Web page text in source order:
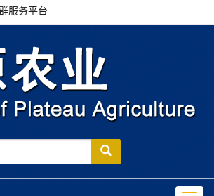
服务平台